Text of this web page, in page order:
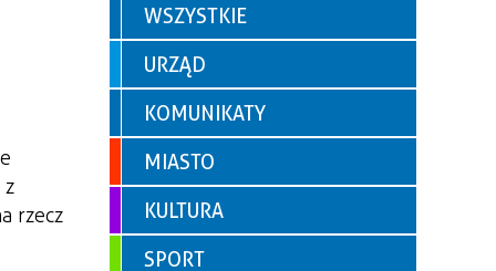
z
rzecz
WSZYSTKIE
URZĄD
KOMUNIKATY
MIASTO
KULTURA
SPORT